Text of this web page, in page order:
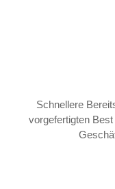
Schnellere
vorgefertigten